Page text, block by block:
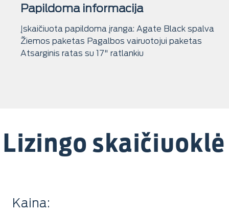
Papildoma informacija
Įskaičiuota papildoma įranga: Agate Black spalva
Žiemos paketas Pagalbos vairuotojui paketas
Atsarginis ratas su 17" ratlankiu
Lizingo skaičiuoklė
Kaina: